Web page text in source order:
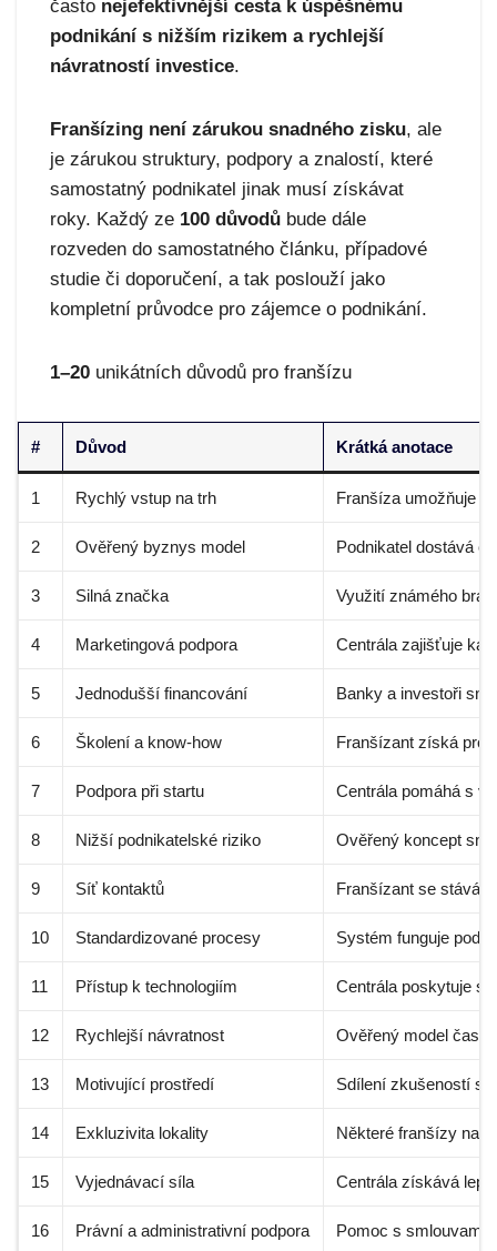
často nejefektivnější cesta k úspěšnému
podnikání s nižším rizikem a rychlejší
návratností investice.
Franšízing není zárukou snadného zisku, ale
je zárukou struktury, podpory a znalostí, které
samostatný podnikatel jinak musí získávat
roky. Každý ze 100 důvodů bude dále
rozveden do samostatného článku, případové
studie či doporučení, a tak poslouží jako
kompletní průvodce pro zájemce o podnikání.
1–20 unikátních důvodů pro franšízu
# Důvod Krátká anotace
1 Rychlý vstup na trh Franšíza umožňuje
2 Ověřený byznys model Podnikatel dostává
3 Silná značka Využití známého
4 Marketingová podpora Centrála zajišťuje
5 Jednodušší financování Banky a investoři
6 Školení a know-how Franšízant získá
7 Podpora při startu Centrála pomáhá s
8 Nižší podnikatelské riziko Ověřený koncept
9 Síť kontaktů Franšízant se stává
10 Standardizované procesy Systém funguje
11 Přístup k technologiím Centrála poskytuje
12 Rychlejší návratnost Ověřený model
13 Motivující prostředí Sdílení zkušeností s
14 Exkluzivita lokality Některé franšízy
15 Vyjednávací síla Centrála získává
16 Právní a administrativní podpora Pomoc s smlouvami,